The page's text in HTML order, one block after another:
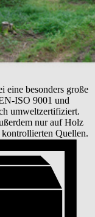
eine besonders große
ISO 9001 und
umweltzertifiziert.
nur auf Holz
Quellen.